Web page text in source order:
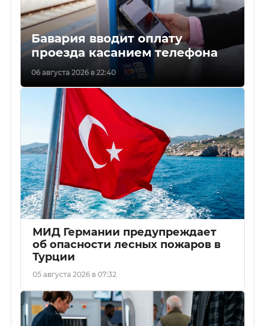
Бавария вводит оплату
проезда касанием телефона
06 августа 2026 в 22:40
МИД Германии предупреждает
об опасности лесных пожаров в
Турции
05 августа 2026 в 07:32